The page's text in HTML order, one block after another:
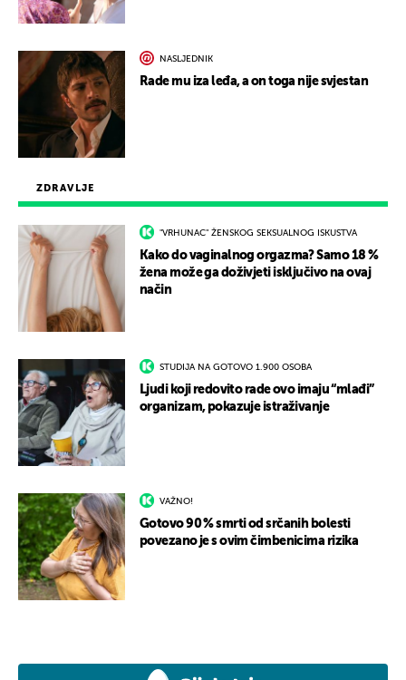
ZDRAVLJE
"VRHUNAC" ŽENSKOG SEKSUALNOG ISKUSTVA
Kako do vaginalnog orgazma? Samo 18 %
žena može ga doživjeti isključivo na ovaj
način
STUDIJA NA GOTOVO 1.900 OSOBA
Ljudi koji redovito rade ovo imaju “mlađi”
organizam, pokazuje istraživanje
VAŽNO!
Gotovo 90 % smrti od srčanih bolesti
povezano je s ovim čimbenicima rizika
NASLJEDNIK
Rade mu iza leđa, a on toga nije svjestan